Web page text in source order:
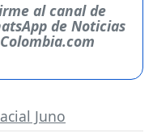
al canal de
de Noticias
Juno